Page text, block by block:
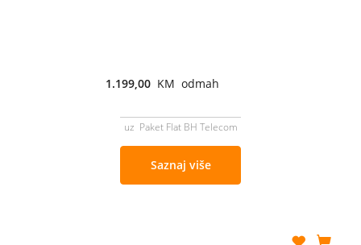
1.199,00 KM odmah
uz Paket Flat BH Telecom
Saznaj više